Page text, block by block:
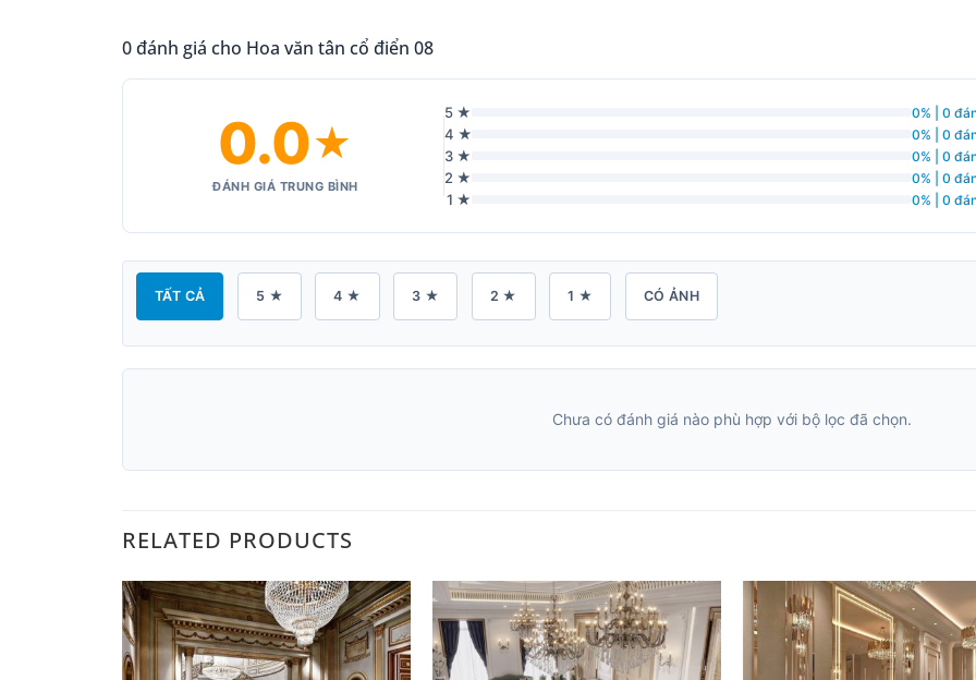
0 đánh giá cho Hoa văn tân cổ điển 08
0.0★
ĐÁNH GIÁ TRUNG BÌNH
5 ★ 0% | 0
4 ★ 0% | 0
3 ★ 0% | 0
2 ★ 0% | 0
1 ★ 0% | 0
TẤT CẢ 5 ★ 4 ★ 3 ★ 2 ★ 1 ★ CÓ ẢNH
Chưa có đánh giá nào phù hợp với bộ lọc đã chọn.
RELATED PRODUCTS